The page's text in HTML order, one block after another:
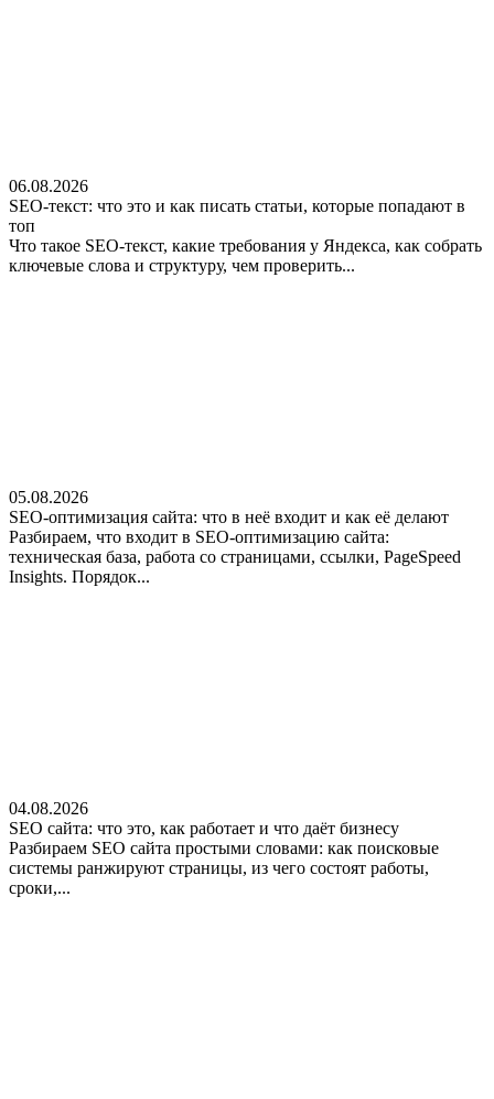
06.08.2026
SEO-текст: что это и как писать статьи, которые попадают в
топ
Что такое SEO-текст, какие требования у Яндекса, как собрать
ключевые слова и структуру, чем проверить...
05.08.2026
SEO-оптимизация сайта: что в неё входит и как её делают
Разбираем, что входит в SEO-оптимизацию сайта:
техническая база, работа со страницами, ссылки, PageSpeed
Insights. Порядок...
04.08.2026
SEO сайта: что это, как работает и что даёт бизнесу
Разбираем SEO сайта простыми словами: как поисковые
системы ранжируют страницы, из чего состоят работы,
сроки,...